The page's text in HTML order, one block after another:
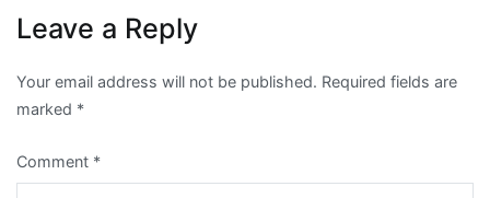
Leave a Reply
Your email address will not be published. Required fields are
marked *
Comment *